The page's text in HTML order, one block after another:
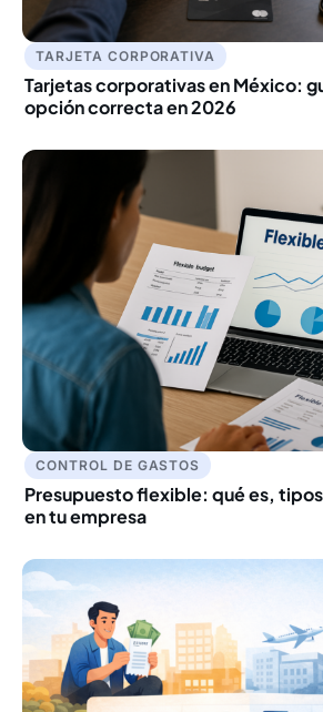
TARJETA CORPORATIVA
Tarjetas corporativas en México:
opción correcta en 2026
CONTROL DE GASTOS
Presupuesto flexible: qué es,
en tu empresa